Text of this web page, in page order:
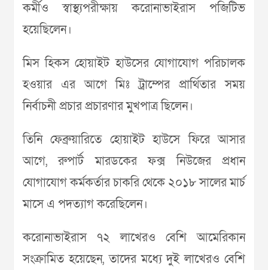
কর্মীও স্বাস্থ্যপরীক্ষায় করোনাভাইরাস পজিটিভ
হয়েছিলেন।
মিস হিকস হোয়াইট হাউসের যোগাযোগ পরিচালক
হওয়ার এর আগে মিঃ ট্রাম্পের প্রার্থিতার সময়
নির্বাচনী প্রচার প্রচারণার মুখপাত্র ছিলেন।
তিনি ফেব্রুয়ারিতে হোয়াইট হাউসে ফিরে আসার
আগে, রুপার্ট মারডকের ফক্স নিউজের প্রধান
যোগাযোগ কর্মকর্তার চাকরি থেকে ২০১৮ সালের মার্চ
মাসে এ পদত্যাগ করেছিলেন।
করোনাভাইরাস ৭২ লাখেরও বেশি আমেরিকান
সংক্রামিত হয়েছেন, তাদের মধ্যে দুই লাখেরও বেশি